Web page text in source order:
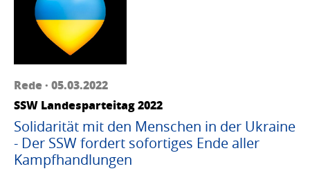
Rede · 05.03.2022
SSW Landesparteitag 2022
Solidarität mit den Menschen in der Ukraine
- Der SSW fordert sofortiges Ende aller
Kampfhandlungen